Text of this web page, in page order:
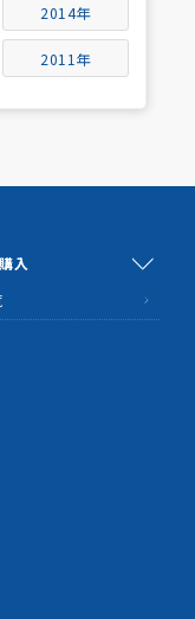
2014年
2011年
入